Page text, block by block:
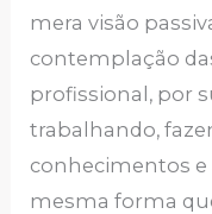
mera visão
contemplação
profissional, por
trabalhando,
conhecimentos e
mesma forma